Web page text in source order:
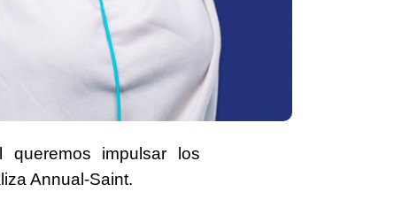
queremos impulsar los
Annual-Saint.